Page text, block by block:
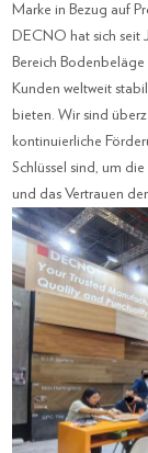
Marke in Bezug auf
DECNO hat sich seit
Bereich
Kunden weltweit
bieten. Wir sind
kontinuierliche
Schlüssel sind, um
und das Vertrauen